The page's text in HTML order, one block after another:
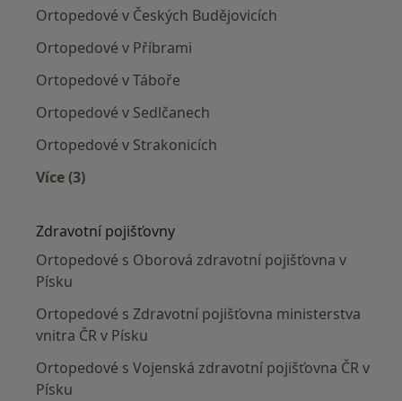
Ortopedové v Českých Budějovicích
Ortopedové v Příbrami
Ortopedové v Táboře
Ortopedové v Sedlčanech
Ortopedové v Strakonicích
Více (3)
Zdravotní pojišťovny
Ortopedové s Oborová zdravotní pojišťovna v
Písku
Ortopedové s Zdravotní pojišťovna ministerstva
vnitra ČR v Písku
Ortopedové s Vojenská zdravotní pojišťovna ČR v
Písku